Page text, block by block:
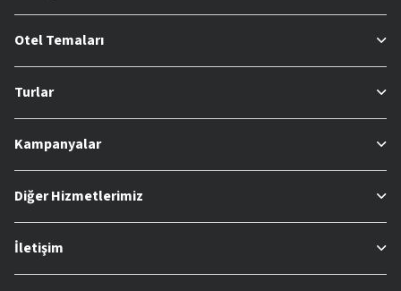
Otel Temaları
Turlar
Kampanyalar
Diğer Hizmetlerimiz
İletişim